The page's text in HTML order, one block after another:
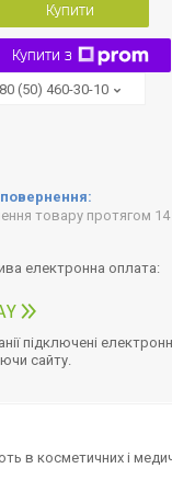
Купити
Купити з
(50) 460-30-10
товару протягом
підключені
сайту.
в косметичних і